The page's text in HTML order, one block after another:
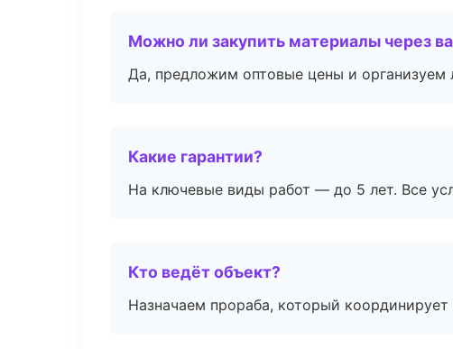
Можно ли закупить материалы через
Да, предложим оптовые цены и организуем
Какие гарантии?
На ключевые виды работ — до 5 лет. Все
Кто ведёт объект?
Назначаем прораба, который координирует